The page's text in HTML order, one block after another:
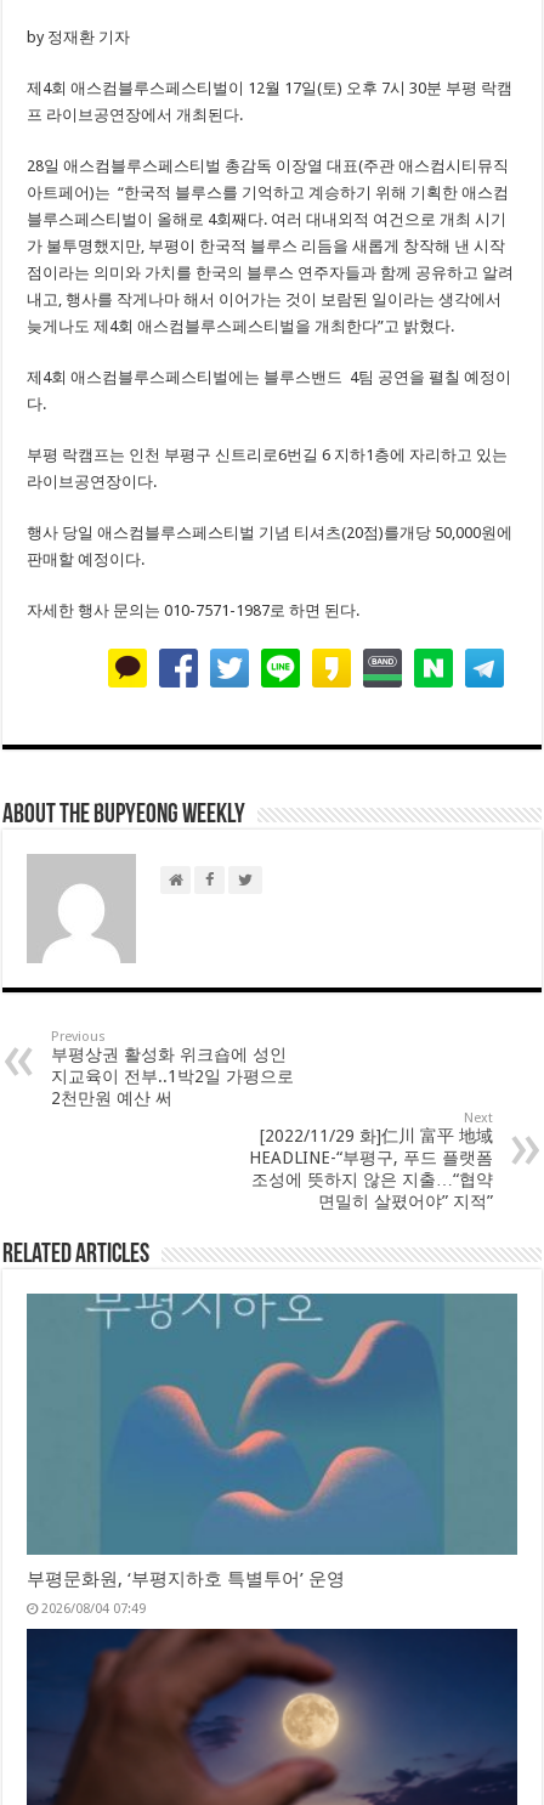
by 정재환 기자
제4회 애스컴블루스페스티벌이 12월 17일(토) 오후 7시 30분 부평 락캠
프 라이브공연장에서 개최된다.
28일 애스컴블루스페스티벌 총감독 이장열 대표(주관 애스컴시티뮤직
아트페어)는 “한국적 블루스를 기억하고 계승하기 위해 기획한 애스컴
블루스페스티벌이 올해로 4회째다. 여러 대내외적 여건으로 개최 시기
가 불투명했지만, 부평이 한국적 블루스 리듬을 새롭게 창작해 낸 시작
점이라는 의미와 가치를 한국의 블루스 연주자들과 함께 공유하고 알려
내고, 행사를 작게나마 해서 이어가는 것이 보람된 일이라는 생각에서
늦게나도 제4회 애스컴블루스페스티벌을 개최한다”고 밝혔다.
제4회 애스컴블루스페스티벌에는 블루스밴드 4팀 공연을 펼칠 예정이
다.
부평 락캠프는 인천 부평구 신트리로6번길 6 지하1층에 자리하고 있는
라이브공연장이다.
행사 당일 애스컴블루스페스티벌 기념 티셔츠(20점)를개당 50,000원에
판매할 예정이다.
자세한 행사 문의는 010-7571-1987로 하면 된다.
About THE BUPYEONG WEEKLY
Previous
부평상권 활성화 위크숍에 성인
지교육이 전부..1박2일 가평으로
2천만원 예산 써
Next
[2022/11/29 화]仁川 富平 地域
HEADLINE-“부평구, 푸드 플랫폼
조성에 뜻하지 않은 지출…“협약
면밀히 살폈어야” 지적”
Related Articles
부평문화원, ‘부평지하호 특별투어’ 운영
2026/08/04 07:49